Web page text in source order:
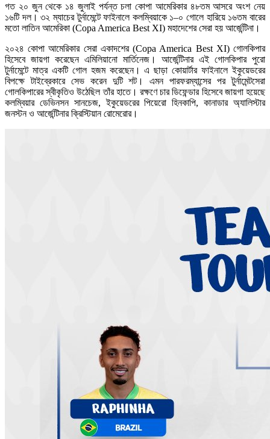
গত ২০ জুন থেকে ১৪ জুলাই পর্যন্ত চলা কোপা আমেরিকার ৪৮তম আসরে অংশ নেয়
১৬টি দল। ৩২ ম্যাচের টুর্নামেন্টে ফাইনালে কলম্বিয়াকে ১–০ গোলে হারিয়ে ১৬তম বারের
মতো লাতিন আমেরিকা (Copa America Best XI) মহাদেশের সেরা হয় আর্জেন্টিনা।
২০২৪ কোপা আমেরিকার সেরা একাদশের (Copa America Best XI) গোলকিপার
হিসেবে জায়গা করেছেন এমিলিয়ানো মার্তিনেজ। আর্জেন্টিনার এই গোলকিপার পুরো
টুর্নামেন্টে মাত্র একটি গোল হজম করেছেন। এ ছাড়া কোয়ার্টার ফাইনালে ইকুয়েডরের
বিপক্ষে টাইব্রেকারে সেভ করেন দুটি শট। এমন পারফরম্যান্সের পর টুর্নামেন্টসেরা
গোলকিপারের স্বীকৃতিও উঠেছিল তাঁর হাতে। রক্ষণে চার ডিফেন্ডার হিসেবে জায়গা হয়েছে
কলম্বিয়ার ডেভিনসন সানচেজ, ইকুয়েডরের পিয়েরো হিনকাপি, কানাডার অ্যালিস্টার
জনস্টন ও আর্জেন্টিনার ক্রিস্টিয়ান রোমেরোর।